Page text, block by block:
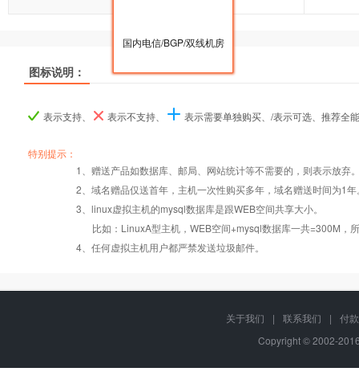
国内电信/BGP/双线机房
产品名称 LinuxA
Linux Linux
版本:5.1/5.6
产品名称 LinuxA
错误页面定义
产品名称 LinuxA
数据定期备份
数据自助恢复
图标说明：
表示支持、 表示不支持、 表示需要单独购买、/表示可选、推荐全
特别提示：
1、赠送产品如数据库、邮局、网站统计等不需要的，则表示放弃
2、域名赠品仅送首年，主机一次性购买多年，域名赠送时间为1年
3、linux虚拟主机的mysql数据库是跟WEB空间共享大小。
比如：LinuxA型主机，WEB空间+mysql数据库一共=300M，
4、任何虚拟主机用户都严禁发送垃圾邮件。
关于我们 | 联系我们 |
付
Copyright © 2002-